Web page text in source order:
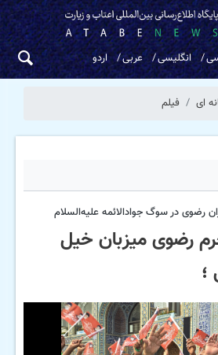
انگلیسی عربی اردو
ای فیلم
رضوی در سوگ جوادالائمه علیه‌السلام
رضوی میزبان خیل
؛